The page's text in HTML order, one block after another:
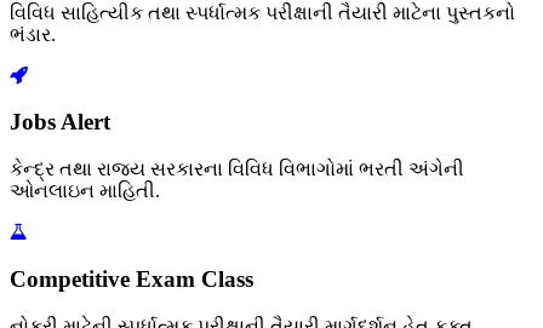
વિવિધ સાહિત્યીક તથા સ્પર્ધાત્મક પરીક્ષાની તૈયારી માટેના પુસ્તકનો
ભંડાર.
Jobs Alert
કેન્દ્ર તથા રાજ્ય સરકારના વિવિધ વિભાગોમાં ભરતી અંગેની
ઓનલાઇન માહિતી.
Competitive Exam Class